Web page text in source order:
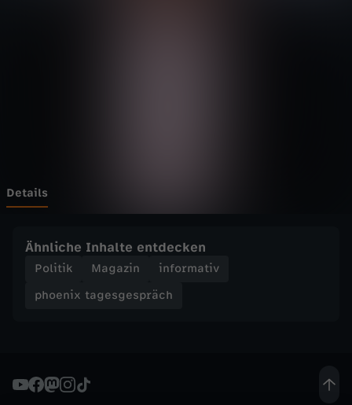
g
s
ä
Details
Ähnliche Inhalte entdecken
Politik Magazin
informativ
phoenix tagesgespräch